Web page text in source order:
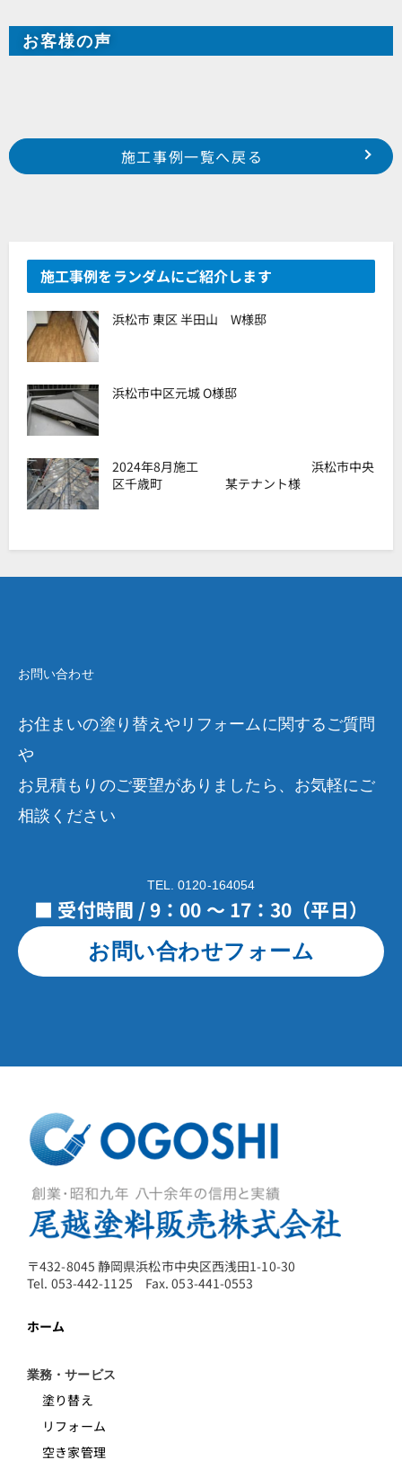
お客様の声
Prev
2021年5月施工 浜松市南区白羽町 H様邸
施工事例一覧へ戻る
施工事例をランダムにご紹介します
浜松市 東区 半田山 W様邸
浜松市中区元城 O様邸
2024年8月施工 浜松市中央
区千歳町 某テナント様
お問い合わせ
お住まいの塗り替えやリフォームに関するご質問
や
お見積もりのご要望がありましたら、お気軽にご
相談ください
TEL. 0120-164054
■ 受付時間 / 9：00 ～ 17：30（平日）
お問い合わせフォーム
〒432-8045 静岡県浜松市中央区西浅田1-10-30
Tel. 053-442-1125 Fax. 053-441-0553
ホーム
業務・サービス
塗り替え
リフォーム
空き家管理